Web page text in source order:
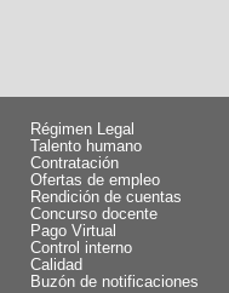
Régimen Legal
Talento humano
Contratación
Ofertas de empleo
Rendición de cuentas
Concurso docente
Pago Virtual
Control interno
Calidad
Buzón de notificaciones